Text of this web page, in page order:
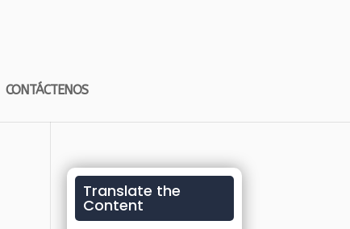
CONTÁCTENOS
Translate the
Content